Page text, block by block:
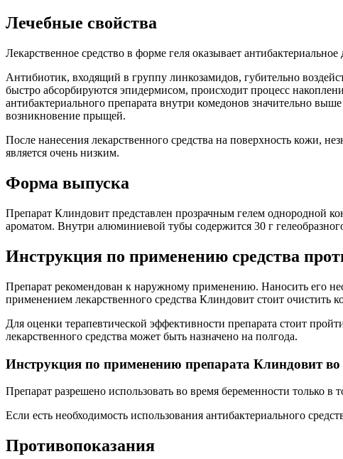
Лечебные свойства
Лекарственное средство в форме геля оказывает
Антибиотик, входящий в группу линкозамидов, губительно
быстро абсорбируются эпидермисом, происходит процесс
антибактериального препарата внутри комедонов значительно
возникновение прыщей.
После нанесения лекарственного средства на поверхность кожи,
является очень низким.
Форма выпуска
Препарат Клиндовит представлен прозрачным гелем однородной
ароматом. Внутри алюминиевой тубы содержится 30 г
Инструкция по применению средства
Препарат рекомендован к наружному применению. Наносить его
применением лекарственного средства Клиндовит стоит очистить
Для оценки терапевтической эффективности препарата стоит
лекарственного средства может быть назначено на полгода.
Инструкция по применению препарата Клиндовит
Препарат разрешено использовать во время беременности только
Если есть необходимость использования антибактериального
Противопоказания